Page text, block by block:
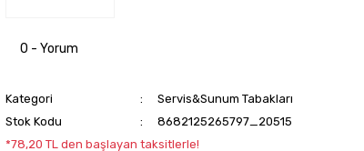
0 - Yorum
Kategori
Servis&Sunum Tabakları
Stok Kodu
8682125265797_20515
*78,20 TL den başlayan taksitlerle!